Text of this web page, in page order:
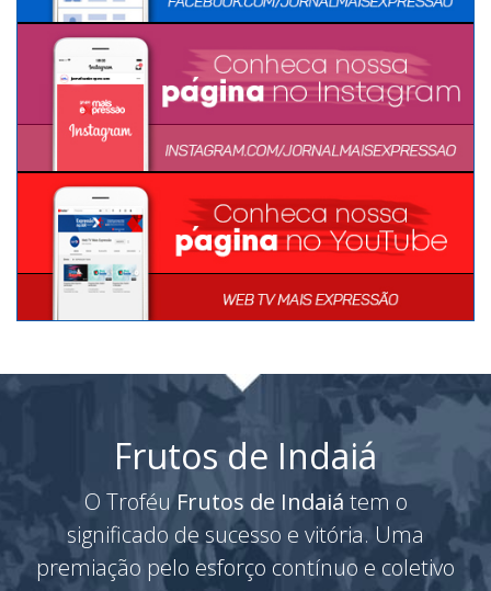
Frutos de Indaiá
O TroféuFrutos de Indaiá tem o
significado de sucesso e vitória. Uma
premiação pelo esforço contínuo e coletivo